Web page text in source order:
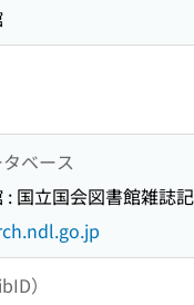
ベース
: 国立国会図書館雑誌
）